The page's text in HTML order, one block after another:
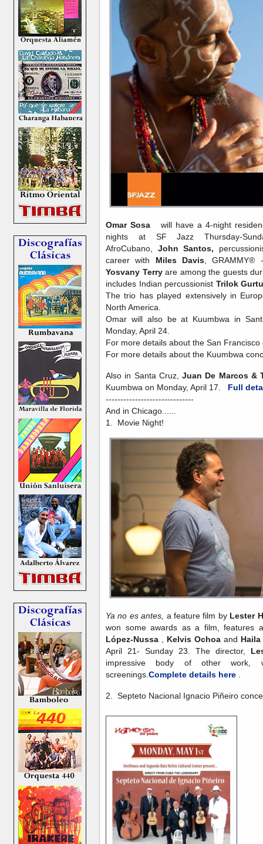
Omar Sosa
will have a 4-night
nights at SF Jazz Thursday-
AfroCubano, John Santos,
career with Miles Davis, GRAMMY®
Yosvany Terryare among the guests
includes Indian percussionist Trilok
The trio has played extensively in
North America.
Omar will also be at Kuumbwa in
Monday, April 24.
For more details about the San
For more details about the Kuumbwa
Also in Santa Cruz,Juan De Marcos &
Kuumbwa on Monday, April 17. Full
------------------------------
And in Chicago......
1. Movie Night!
Ya no es antes, a feature film byLester
won some awards as a film, features
López-Nussa , Kelvis Ochoa and Haila
April 21- Sunday 23. The director,
impressive body of other
screenings.Complete details here .
2. Septeto Nacional Ignacio Piñeiro